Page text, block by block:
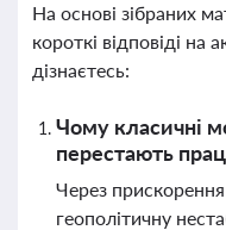
На основі зібраних
короткі відповіді на
дізнаєтесь:
Чому класичні
перестають
Через прискорення
геополітичну